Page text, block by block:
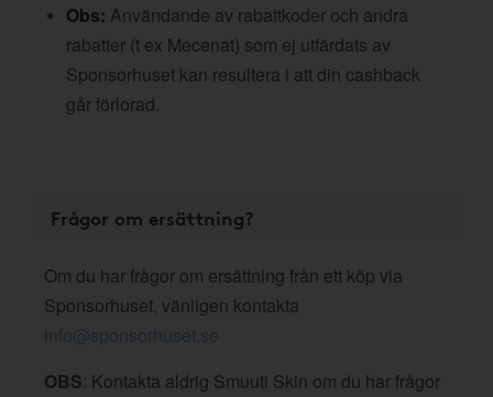
Obs: Användande av rabattkoder och andra
rabatter (t ex Mecenat) som ej utfärdats av
Sponsorhuset kan resultera i att din cashback
går förlorad.
Frågor om ersättning?
Om du har frågor om ersättning från ett köp via
Sponsorhuset, vänligen kontakta
info@sponsorhuset.se
OBS: Kontakta aldrig Smuuti Skin om du har frågor